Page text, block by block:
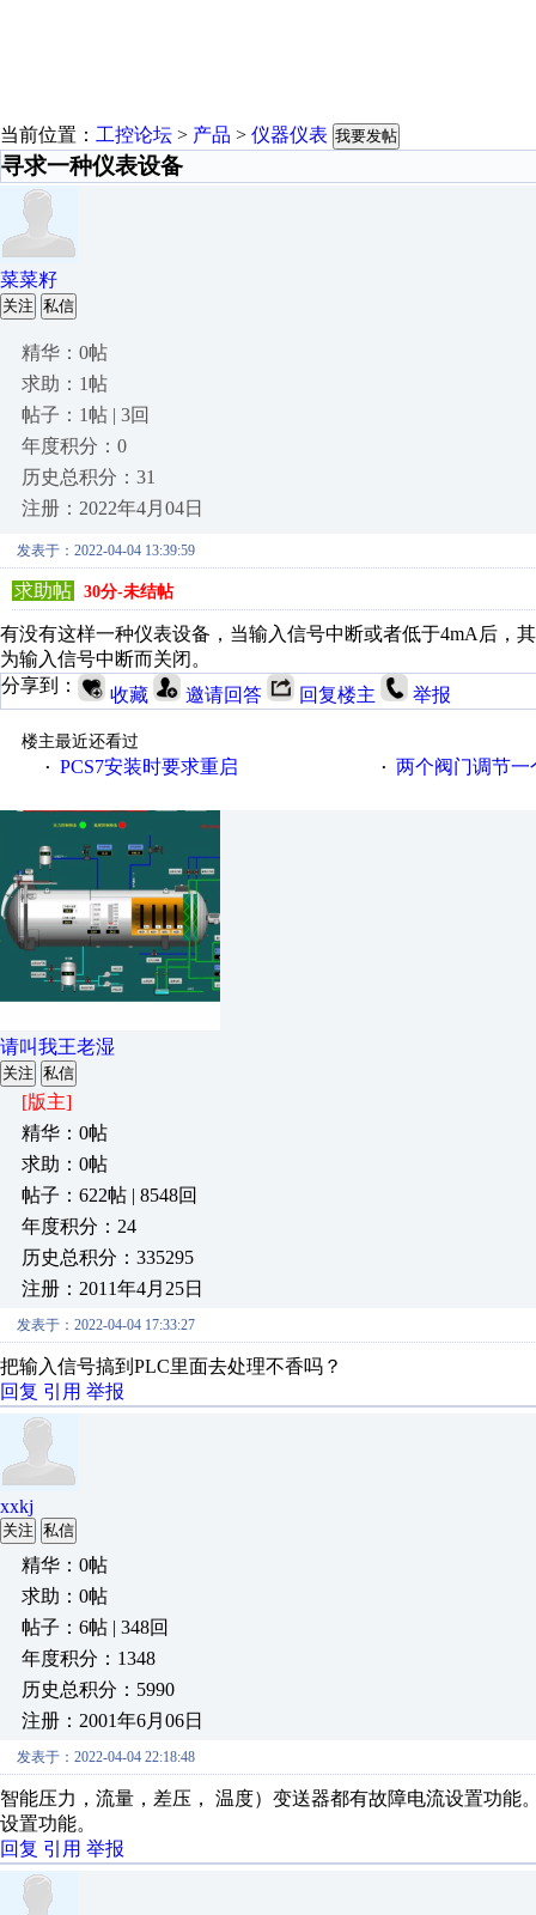
当前位置： 工控论坛 > 产品 > 仪器仪表 我要发帖
寻求一种仪表设备
菜菜籽
关注 私信
精华：0帖
求助：1帖
帖子：1帖 | 3回
年度积分：0
历史总积分：31
注册：2022年4月04日
发表于：2022-04-04 13:39:59
求助帖 30分-未结帖
有没有这样一种仪表设备，当输入信号中断或者低于4mA后，
为输入信号中断而关闭。
分享到：
收藏 邀请回答 回复楼主 举报
楼主最近还看过
· PCS7安装时要求重启 · 两个阀门调节
请叫我王老湿
关注 私信
[版主]
精华：0帖
求助：0帖
帖子：622帖 | 8548回
年度积分：24
历史总积分：335295
注册：2011年4月25日
发表于：2022-04-04 17:33:27
把输入信号搞到PLC里面去处理不香吗？
回复 引用 举报
xxkj
关注 私信
精华：0帖
求助：0帖
帖子：6帖 | 348回
年度积分：1348
历史总积分：5990
注册：2001年6月06日
发表于：2022-04-04 22:18:48
智能压力，流量，差压， 温度）变送器都有故障电流设置功
设置功能。
回复 引用 举报